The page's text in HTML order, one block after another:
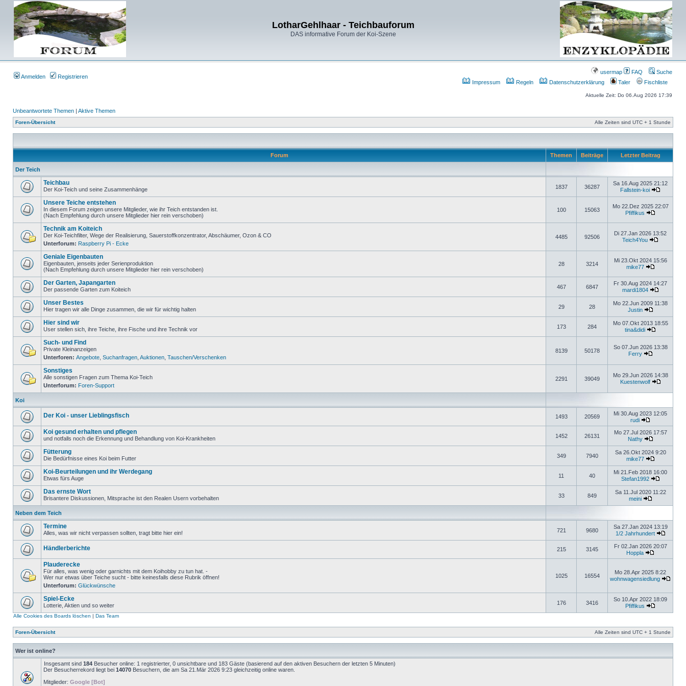
LotharGehlhaar - Teichbauforum
DAS informative Forum der Koi-Szene
Anmelden Registrieren
usermap FAQ
Suche
Impressum
Regeln Datenschutzerklärung Taler Fischliste
Aktuelle Zeit: Do 06.Aug 2026 17:39
Unbeantwortete Themen | Aktive Themen
Foren-Übersicht Alle Zeiten sind UTC + 1 Stunde
Forum Themen Beiträge Letzter Beitrag
Der Teich
Teichbau
Der Koi-Teich und seine Zusammenhänge 1837 36287
Sa 16.Aug 2025 21:12
Fallstein-koi
Unsere Teiche entstehen
In diesem Forum zeigen unsere Mitglieder, wie ihr Teich entstanden ist.
(Nach Empfehlung durch unsere Mitglieder hier rein verschoben)
100 15063
Mo 22.Dez 2025 22:07
Pfiffikus
Technik am Koiteich
Der Koi-Teichfilter, Wege der Realisierung, Sauerstoffkonzentrator, Abschäumer, Ozon & CO
Unterforum: Raspberry Pi - Ecke
4485 92506
Di 27.Jan 2026 13:52
Teich4You
Geniale Eigenbauten
Eigenbauten, jenseits jeder Serienproduktion
(Nach Empfehlung durch unsere Mitglieder hier rein verschoben)
28 3214
Mi 23.Okt 2024 15:56
mike77
Der Garten, Japangarten
Der passende Garten zum Koiteich 467 6847
Fr 30.Aug 2024 14:27
mardi1804
Unser Bestes
Hier tragen wir alle Dinge zusammen, die wir für wichtig halten 29 28
Mo 22.Jun 2009 11:38
Justin
Hier sind wir
User stellen sich, ihre Teiche, ihre Fische und ihre Technik vor 173 284
Mo 07.Okt 2013 18:55
tina&didi
Such- und Find
Private Kleinanzeigen
Unterforen: Angebote Suchanfragen Auktionen Tauschen/Verschenken
8139 50178
So 07.Jun 2026 13:38
Ferry
Sonstiges
Alle sonstigen Fragen zum Thema Koi-Teich
Unterforum: Foren-Support
2291 39049
Mo 29.Jun 2026 14:38
Kuestenwolf
Koi
Der Koi - unser Lieblingsfisch 1493 20569
Mi 30.Aug 2023 12:05
rudi
Koi gesund erhalten und pflegen
und notfalls noch die Erkennung und Behandlung von Koi-Krankheiten 1452 26131
Mo 27.Jul 2026 17:57
Nathy
Fütterung
Die Bedürfnisse eines Koi beim Futter 349 7940
Sa 26.Okt 2024 9:20
mike77
Koi-Beurteilungen und ihr Werdegang
Etwas fürs Auge 11 40
Mi 21.Feb 2018 16:00
Stefan1992
Das ernste Wort
Brisantere Diskussionen, Mitsprache ist den Realen Usern vorbehalten 33 849
Sa 11.Jul 2020 11:22
meini
Neben dem Teich
Termine
Alles, was wir nicht verpassen sollten, tragt bitte hier ein! 721 9680
Sa 27.Jan 2024 13:19
1/2 Jahrhundert
Händlerberichte 215 3145
Fr 02.Jan 2026 20:07
Hoppla
Plauderecke
Für alles, was wenig oder garnichts mit dem Koihobby zu tun hat. -
Wer nur etwas über Teiche sucht - bitte keinesfalls diese Rubrik öffnen!
Unterforum: Glückwünsche
1025 16554
Mo 28.Apr 2025 8:22
wohnwagensiedlung
Spiel-Ecke
Lotterie, Aktien und so weiter 176 3416
So 10.Apr 2022 18:09
Pfiffikus
Alle Cookies des Boards löschen | Das Team
Foren-Übersicht Alle Zeiten sind UTC + 1 Stunde
Wer ist online?
Insgesamt sind 184 Besucher online: 1 registrierter, 0 unsichtbare und 183 Gäste (basierend auf den aktiven Besuchern der letzten 5 Minuten)
Der Besucherrekord liegt bei 14070 Besuchern, die am Sa 21.Mär 2026 9:23 gleichzeitig online waren.
Mitglieder: Google [Bot]